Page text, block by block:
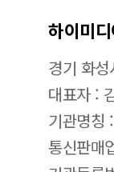
하이미
경기 화
대표자 :
기관명칭
통신판매